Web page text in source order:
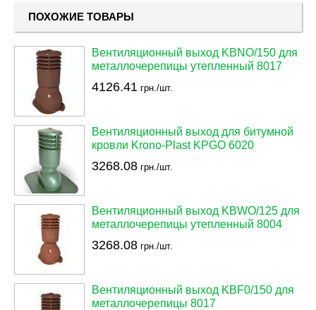
ПОХОЖИЕ ТОВАРЫ
Вентиляционный выход KBNO/150 для
металлочерепицы утепленный 8017
4126.41 грн./шт.
Вентиляционный выход для битумной
кровли Krono-Plast KPGO 6020
3268.08 грн./шт.
Вентиляционный выход KBWO/125 для
металлочерепицы утепленный 8004
3268.08 грн./шт.
Вентиляционный выход KBF0/150 для
металлочерепицы 8017